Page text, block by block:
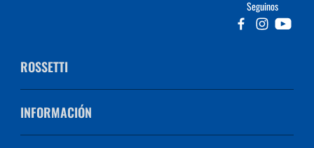
Seguinos
ROSSETTI
INFORMACIÓN